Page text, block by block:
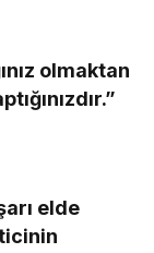
olmaktan
elde